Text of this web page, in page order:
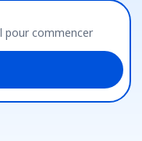
pour commencer